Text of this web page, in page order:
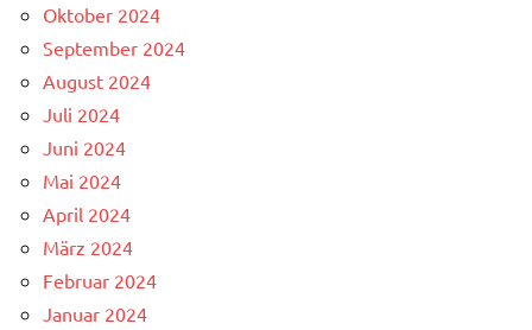
Oktober 2024
September 2024
August 2024
Juli 2024
Juni 2024
Mai 2024
April 2024
März 2024
Februar 2024
Januar 2024